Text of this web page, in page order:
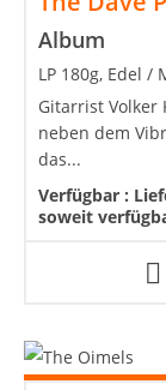
Album
LP 180g, Edel /
Gitarrist Volker
neben dem
das...
Verfügbar :
soweit